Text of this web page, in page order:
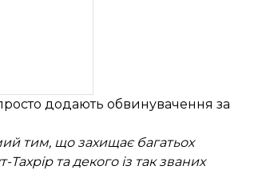
додають обвинувачення за
тим, що захищає багатьох
Тахрірта декого із так званих